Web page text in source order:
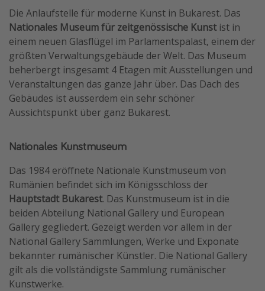
Die Anlaufstelle für moderne Kunst in Bukarest. Das
Nationales Museum für zeitgenössische Kunstist in
einem neuen Glasflügel im Parlamentspalast, einem der
größten Verwaltungsgebäude der Welt. Das Museum
beherbergt insgesamt 4 Etagen mit Ausstellungen und
Veranstaltungen das ganze Jahr über. Das Dach des
Gebäudes ist ausserdem ein sehr schöner
Aussichtspunkt über ganz Bukarest.
Nationales Kunstmuseum
Das 1984 eröffnete Nationale Kunstmuseum von
Rumänien befindet sich im Königsschloss der
Hauptstadt Bukarest. Das Kunstmuseum ist in die
beiden Abteilung National Gallery und European
Gallery gegliedert. Gezeigt werden vor allem in der
National Gallery Sammlungen, Werke und Exponate
bekannter rumänischer Künstler. Die National Gallery
gilt als die vollständigste Sammlung rumänischer
Kunstwerke.